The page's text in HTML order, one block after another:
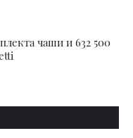
чаши и 632 500